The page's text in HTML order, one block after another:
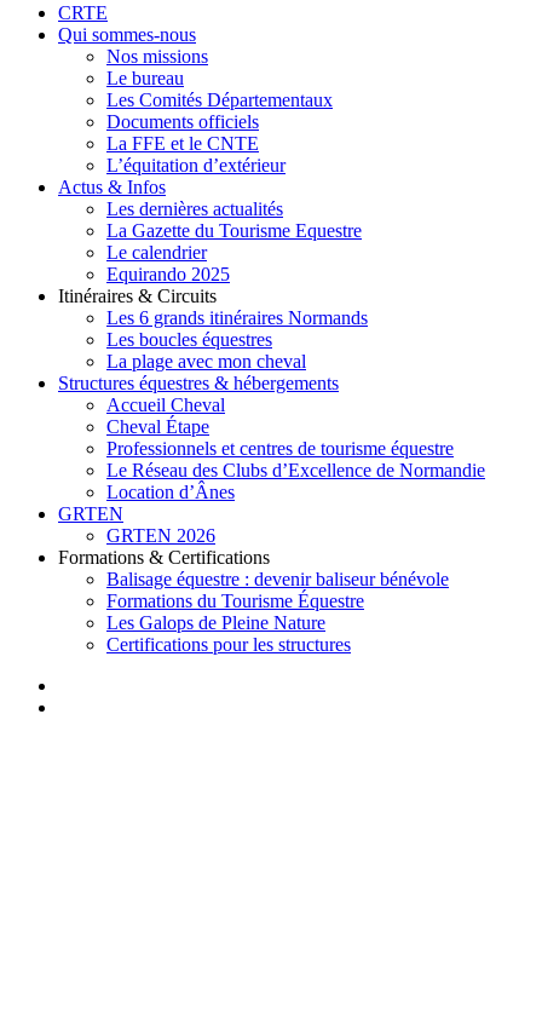
search
Menu
CRTE
Qui sommes-nous
Nos missions
Le bureau
Les Comités Départementaux
Documents officiels
La FFE et le CNTE
L’équitation d’extérieur
Actus & Infos
Les dernières actualités
La Gazette du Tourisme Equestre
Le calendrier
Equirando 2025
Itinéraires & Circuits
Les 6 grands itinéraires Normands
Les boucles équestres
La plage avec mon cheval
Structures équestres & hébergements
Accueil Cheval
Cheval Étape
Professionnels et centres de tourisme équestre
Le Réseau des Clubs d’Excellence de Normandie
Location d’Ânes
GRTEN
GRTEN 2026
Formations & Certifications
Balisage équestre : devenir baliseur bénévole
Formations du Tourisme Équestre
Les Galops de Pleine Nature
Certifications pour les structures